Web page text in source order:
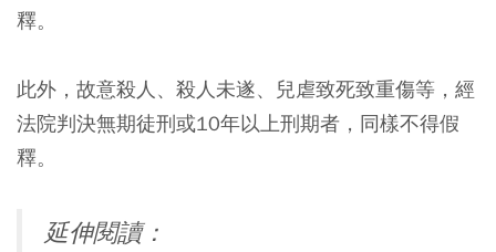
釋。
此外，故意殺人、殺人未遂、兒虐致死致重傷等，經
法院判決無期徒刑或10年以上刑期者，同樣不得假
釋。
延伸閱讀：